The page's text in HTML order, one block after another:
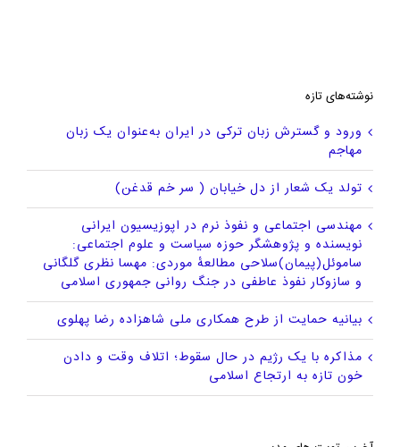
نوشته‌های تازه
ورود و گسترش زبان ترکی در ایران به‌عنوان یک زبان
مهاجم
تولد یک شعار از دل خیابان ( سر خم قدغن)
مهندسی اجتماعی و نفوذ نرم در اپوزیسیون ایرانی
نویسنده و پژوهشگر حوزه سیاست و علوم اجتماعی:
ساموئل(پیمان)سلاحی مطالعهٔ موردی: مهسا نظری گلگانی
و سازوکار نفوذ عاطفی در جنگ روانی جمهوری اسلامی
بیانیه حمایت از طرح همکاری ملی شاهزاده رضا پهلوی
مذاکره با یک رژیم در حال سقوط؛ اتلاف وقت و دادن
خون تازه به ارتجاع اسلامی